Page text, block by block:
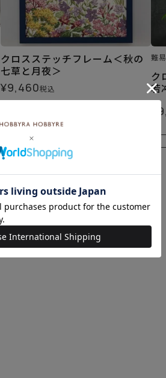
クロスステッチフレーム＜秋の
七草と月夜＞
¥9,460税込
難
ク
若